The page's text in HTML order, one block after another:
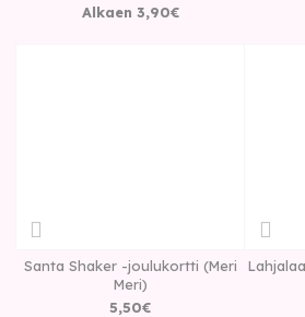
Alkaen 3,90€
Santa Shaker -joulukortti (Meri
Meri)
5,50€